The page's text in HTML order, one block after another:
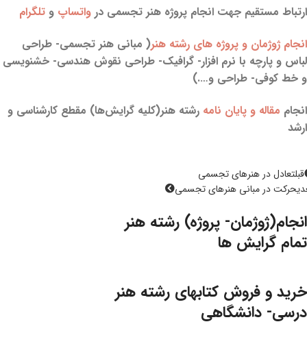
ارتباط مستقیم جهت انجام پروژه هنر تجسمی در واتساپ و تلگرام
انجام ژوژمان و پروژه های رشته هنر( مبانی هنر تجسمی- طراحی
لباس و پارچه با نرم افزار- گرافیک- طراحی نقوش هندسی- خشنویسی
و خط کوفی- طراحی و….)
انجام مقاله و پایان نامه رشته هنر(کلیه گرایش‌ها) مقطع کارشناسی و
ارشد
قبلتعادل در هنرهای تجسمی
حرکت در مبانی هنرهای تجسمی
انجام(ژوژمان- پروژه) رشته هنر
تمام گرایش ها
خرید و فروش کتابهای رشته هنر
درسی- دانشگاهی